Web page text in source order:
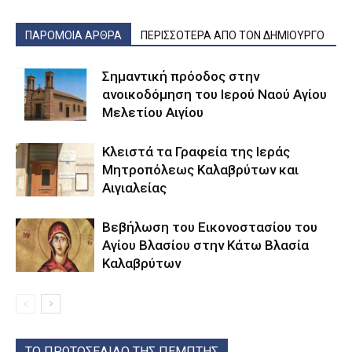
ΠΑΡΟΜΟΙΑ ΑΡΘΡΑ ΠΕΡΙΣΣΟΤΕΡΑ ΑΠΟ ΤΟΝ ΔΗΜΙΟΥΡΓΟ
Σημαντική πρόοδος στην
ανοικοδόμηση του Ιερού Ναού Αγίου
Μελετίου Αιγίου
Κλειστά τα Γραφεία της Ιεράς
Μητροπόλεως Καλαβρύτων και
Αιγιαλείας
Βεβήλωση του Εικονοστασίου του
Αγίου Βλασίου στην Κάτω Βλασία
Καλαβρύτων